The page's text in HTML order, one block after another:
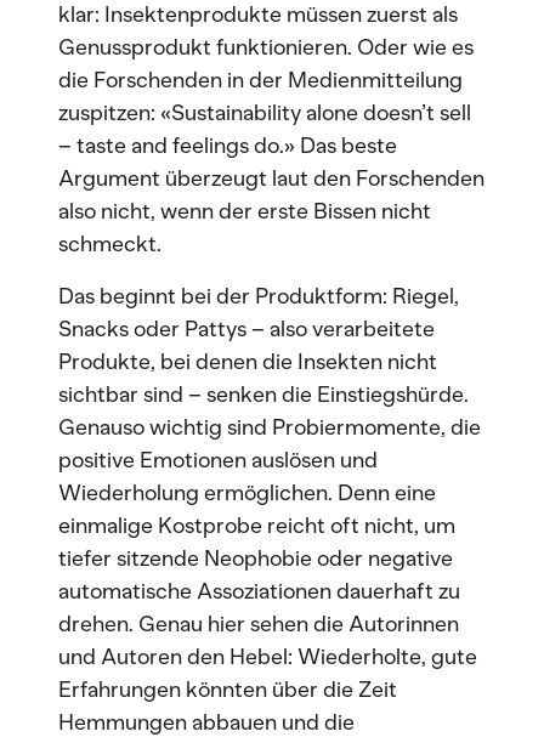
klar: Insektenprodukte müssen zuerst als
Genussprodukt funktionieren. Oder wie es
die Forschenden in der Medienmitteilung
zuspitzen: «Sustainability alone doesn’t sell
– taste and feelings do.» Das beste
Argument überzeugt laut den Forschenden
also nicht, wenn der erste Bissen nicht
schmeckt.
Das beginnt bei der Produktform: Riegel,
Snacks oder Pattys – also verarbeitete
Produkte, bei denen die Insekten nicht
sichtbar sind – senken die Einstiegshürde.
Genauso wichtig sind Probiermomente, die
positive Emotionen auslösen und
Wiederholung ermöglichen. Denn eine
einmalige Kostprobe reicht oft nicht, um
tiefer sitzende Neophobie oder negative
automatische Assoziationen dauerhaft zu
drehen. Genau hier sehen die Autorinnen
und Autoren den Hebel: Wiederholte, gute
Erfahrungen könnten über die Zeit
Hemmungen abbauen und die